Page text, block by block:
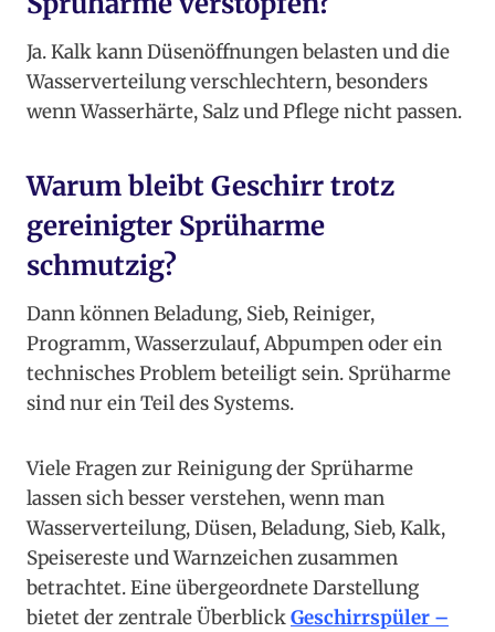
Ja. Kalk kann Düsenöffnungen belasten und die
Wasserverteilung verschlechtern, besonders
wenn Wasserhärte, Salz und Pflege nicht passen.
Warum bleibt Geschirr trotz
gereinigter Sprüharme
schmutzig?
Dann können Beladung, Sieb, Reiniger,
Programm, Wasserzulauf, Abpumpen oder ein
technisches Problem beteiligt sein. Sprüharme
sind nur ein Teil des Systems.
Viele Fragen zur Reinigung der Sprüharme
lassen sich besser verstehen, wenn man
Wasserverteilung, Düsen, Beladung, Sieb, Kalk,
Speisereste und Warnzeichen zusammen
betrachtet. Eine übergeordnete Darstellung
bietet der zentrale ÜberblickGeschirrspüler –